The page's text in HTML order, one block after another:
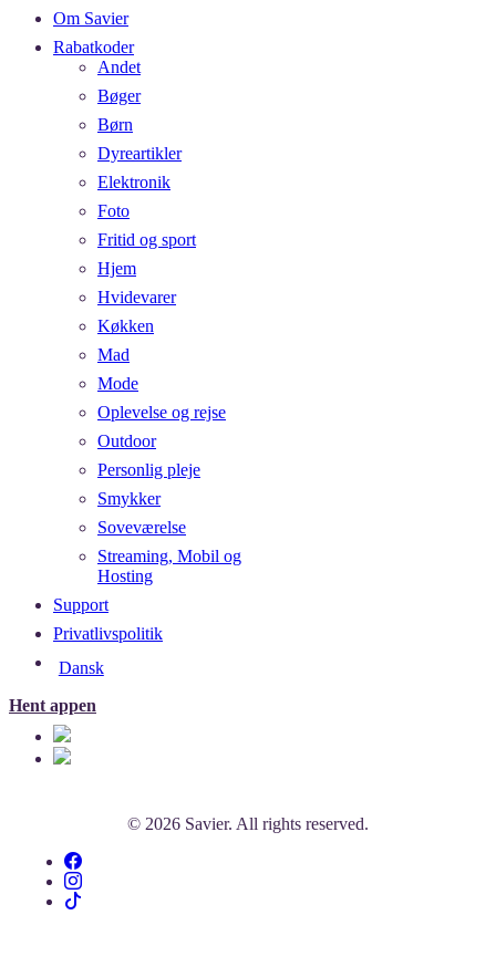
Om Savier
Rabatkoder
Andet
Bøger
Børn
Dyreartikler
Elektronik
Foto
Fritid og sport
Hjem
Hvidevarer
Køkken
Mad
Mode
Oplevelse og rejse
Outdoor
Personlig pleje
Smykker
Soveværelse
Streaming, Mobil og
Hosting
Support
Privatlivspolitik
Dansk
Hent appen
© 2026 Savier. All rights reserved.